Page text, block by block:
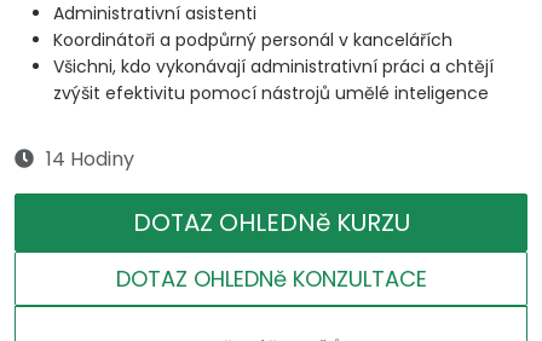
Administrativní asistenti
Koordinátoři a podpůrný personál v kancelářích
Všichni, kdo vykonávají administrativní práci a chtějí
zvýšit efektivitu pomocí nástrojů umělé inteligence
14 Hodiny
DOTAZ OHLEDNě KURZU
DOTAZ OHLEDNě KONZULTACE